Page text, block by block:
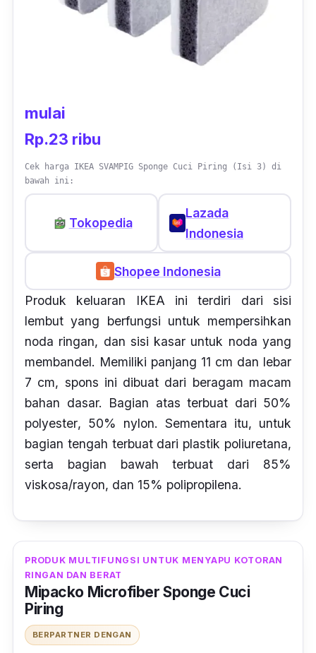
mulai
Rp.23 ribu
Cek harga IKEA SVAMPIG Sponge Cuci Piring (Isi 3) di
bawah ini:
Tokopedia
Lazada
Indonesia
Shopee Indonesia
Produk keluaran IKEA ini terdiri dari sisi
lembut yang berfungsi untuk mempersihkan
noda ringan, dan sisi kasar untuk noda yang
membandel. Memiliki panjang 11 cm dan lebar
7 cm, spons ini dibuat dari beragam macam
bahan dasar. Bagian atas terbuat dari 50%
polyester, 50% nylon. Sementara itu, untuk
bagian tengah terbuat dari plastik poliuretana,
serta bagian bawah terbuat dari 85%
viskosa/rayon, dan 15% polipropilena.
PRODUK MULTIFUNGSI UNTUK MENYAPU KOTORAN
RINGAN DAN BERAT
Mipacko Microfiber Sponge Cuci
Piring
BERPARTNER DENGAN